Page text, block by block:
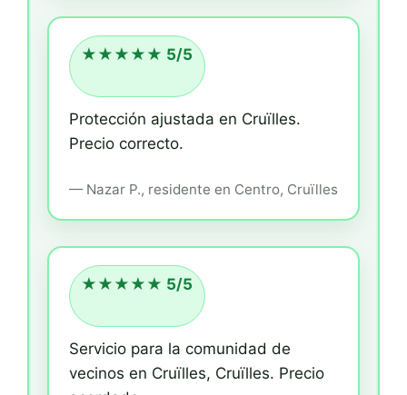
★★★★★ 5/5
Protección ajustada en Cruïlles.
Precio correcto.
—Nazar P., residente en Centro, Cruïlles
★★★★★ 5/5
Servicio para la comunidad de
vecinos en Cruïlles, Cruïlles. Precio